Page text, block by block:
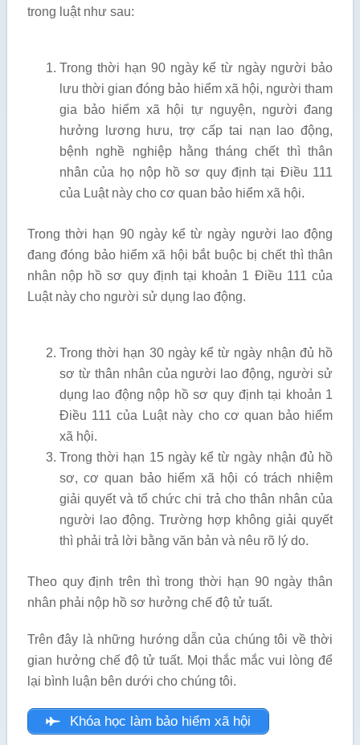
trong luật như sau:
Trong thời hạn 90 ngày kể từ ngày người bảo
lưu thời gian đóng bảo hiểm xã hội, người tham
gia bảo hiểm xã hội tự nguyện, người đang
hưởng lương hưu, trợ cấp tai nạn lao động,
bệnh nghề nghiệp hằng tháng chết thì thân
nhân của họ nộp hồ sơ quy định tại Điều 111
của Luật này cho cơ quan bảo hiểm xã hội.
Trong thời hạn 90 ngày kể từ ngày người lao động
đang đóng bảo hiểm xã hội bắt buộc bị chết thì thân
nhân nộp hồ sơ quy định tại khoản 1 Điều 111 của
Luật này cho người sử dụng lao động.
Trong thời hạn 30 ngày kể từ ngày nhận đủ hồ
sơ từ thân nhân của người lao động, người sử
dụng lao động nộp hồ sơ quy định tại khoản 1
Điều 111 của Luật này cho cơ quan bảo hiểm
xã hội.
Trong thời hạn 15 ngày kể từ ngày nhận đủ hồ
sơ, cơ quan bảo hiểm xã hội có trách nhiệm
giải quyết và tổ chức chi trả cho thân nhân của
người lao động. Trường hợp không giải quyết
thì phải trả lời bằng văn bản và nêu rõ lý do.
Theo quy định trên thì trong thời hạn 90 ngày thân
nhân phải nộp hồ sơ hưởng chế độ tử tuất.
Trên đây là những hướng dẫn của chúng tôi về thời
gian hưởng chế độ tử tuất. Mọi thắc mắc vui lòng để
lại bình luận bên dưới cho chúng tôi.
Khóa học làm bảo hiểm xã hội